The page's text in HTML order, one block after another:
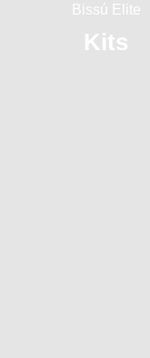
Bissú Elite
Kits